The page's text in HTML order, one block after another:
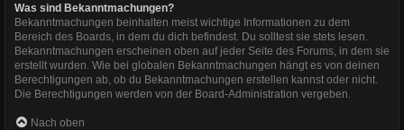
Was sind Bekanntmachungen?
Bekanntmachungen beinhalten meist wichtige Informationen zu dem
Bereich des Boards, in dem du dich befindest. Du solltest sie stets lesen.
Bekanntmachungen erscheinen oben auf jeder Seite des Forums, in dem sie
erstellt wurden. Wie bei globalen Bekanntmachungen hängt es von deinen
Berechtigungen ab, ob du Bekanntmachungen erstellen kannst oder nicht.
Die Berechtigungen werden von der Board-Administration vergeben.
Nach oben